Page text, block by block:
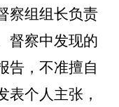
察组组长负责
督察中发现的
告，不准擅自
表个人主张，